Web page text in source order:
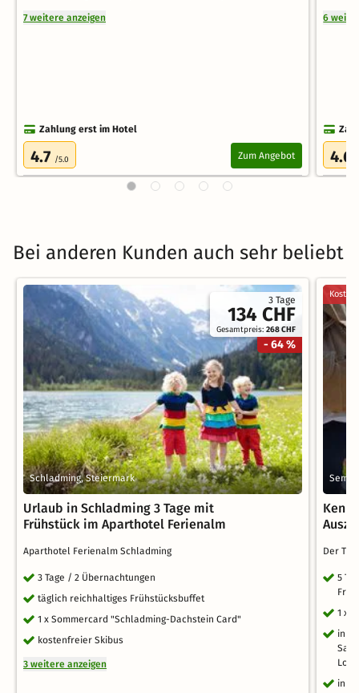
7 weitere anzeigen
Zahlung erst im Hotel
4.7 /5.0 Zum Angebot
6
4.6
Bei anderen Kunden auch sehr beliebt
3 Tage
134 CHF
Gesamtpreis:268 CHF
- 64 %
Schladming, Steiermark
Urlaub in Schladming 3 Tage mit
Frühstück im Aparthotel Ferienalm
Aparthotel Ferienalm Schladming
3 Tage / 2 Übernachtungen
täglich reichhaltiges Frühstücksbuffet
1 x Sommercard "Schladming-Dachstein Card"
kostenfreier Skibus
3 weitere anzeigen
Der
5
1 x
inkl.
inkl.